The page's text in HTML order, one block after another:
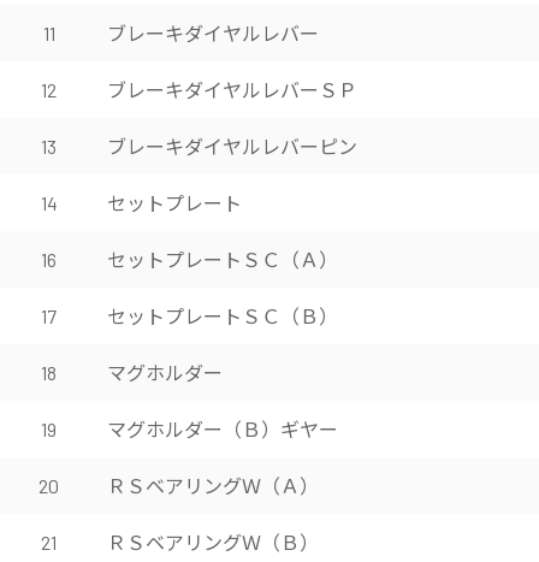
11 ブレーキダイヤルレバー
12 ブレーキダイヤルレバーＳＰ
13 ブレーキダイヤルレバーピン
14 セットプレート
16 セットプレートＳＣ（Ａ）
17 セットプレートＳＣ（Ｂ）
18 マグホルダー
19 マグホルダー（Ｂ）ギヤー
20 ＲＳベアリングＷ（Ａ）
21 ＲＳベアリングＷ（Ｂ）